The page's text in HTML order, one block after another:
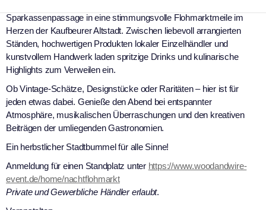
Sparkassenpassage in eine stimmungsvolle Flohmarktmeile im
Herzen der Kaufbeurer Altstadt. Zwischen liebevoll arrangierten
Ständen, hochwertigen Produkten lokaler Einzelhändler und
kunstvollem Handwerk laden spritzige Drinks und kulinarische
Highlights zum Verweilen ein.
Ob Vintage-Schätze, Designstücke oder Raritäten – hier ist für
jeden etwas dabei. Genieße den Abend bei entspannter
Atmosphäre, musikalischen Überraschungen und den kreativen
Beiträgen der umliegenden Gastronomien.
Ein herbstlicher Stadtbummel für alle Sinne!
Anmeldung für einen Standplatz unter https://www.woodandwire-
event.de/home/nachtflohmarkt
Private und Gewerbliche Händler erlaubt.